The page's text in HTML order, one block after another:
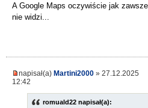
A Google Maps oczywiście jak
nie widzi...
napisał(a) Martini2000 » 27.12.2025
12:42
romuald22 napisał(a):